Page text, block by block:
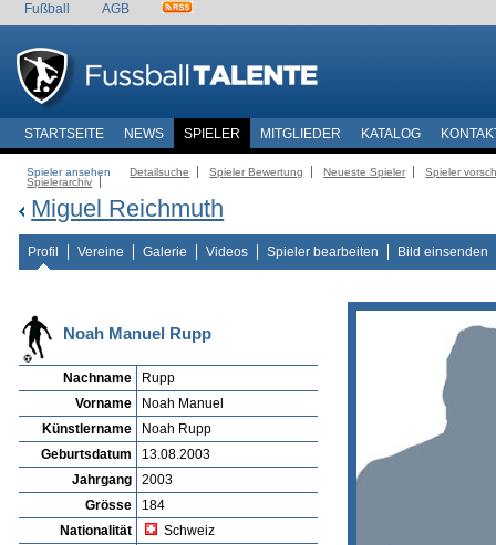
Fußball AGB
STARTSEITE NEWS SPIELER MITGLIEDER KATALOG
Spieler ansehen Detailsuche Spieler Bewertung Neueste Spieler
Spieler
Spielerarchiv
Miguel Reichmuth
Profil Vereine Galerie Videos Spieler bearbeiten Bild einsenden
Noah Manuel Rupp
Nachname
Rupp
Vorname
Noah Manuel
Künstlername
Noah Rupp
Geburtsdatum
13.08.2003
Jahrgang
2003
Grösse
184
Nationalität
Schweiz